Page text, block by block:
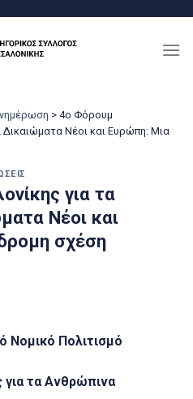
> 4o Φόρουµ
Nέοι και Ευρώπη: Μια
για τα
Nέοι και
σχέση
Νοµικό Πολιτισµό
τα Ανθρώπινα